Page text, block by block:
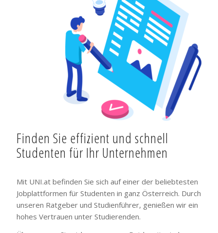
Finden Sie effizient und schnell
Studenten für Ihr Unternehmen
Mit UNI.at befinden Sie sich auf einer der beliebtesten
Jobplattformen für Studenten in ganz Österreich. Durch
unseren Ratgeber und Studienführer, genießen wir ein
hohes Vertrauen unter Studierenden.